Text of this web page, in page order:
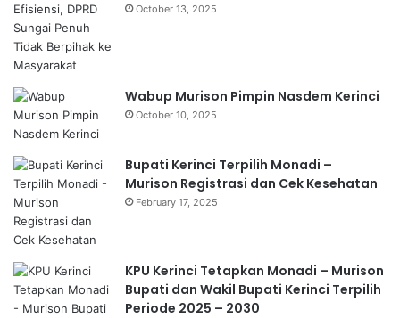
October 13, 2025
Wabup Murison Pimpin Nasdem Kerinci
October 10, 2025
Bupati Kerinci Terpilih Monadi –
Murison Registrasi dan Cek Kesehatan
February 17, 2025
KPU Kerinci Tetapkan Monadi – Murison
Bupati dan Wakil Bupati Kerinci Terpilih
Periode 2025 – 2030